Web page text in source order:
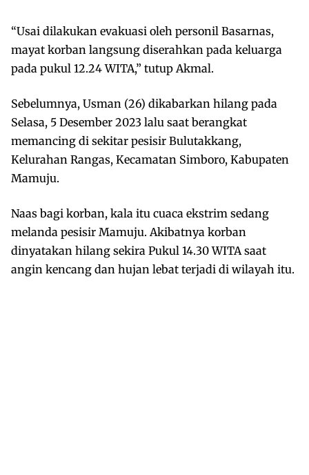
“Usai dilakukan evakuasi oleh personil Basarnas,
mayat korban langsung diserahkan pada keluarga
pada pukul 12.24 WITA,” tutup Akmal.
Sebelumnya, Usman (26) dikabarkan hilang pada
Selasa, 5 Desember 2023 lalu saat berangkat
memancing di sekitar pesisir Bulutakkang,
Kelurahan Rangas, Kecamatan Simboro, Kabupaten
Mamuju.
Naas bagi korban, kala itu cuaca ekstrim sedang
melanda pesisir Mamuju. Akibatnya korban
dinyatakan hilang sekira Pukul 14.30 WITA saat
angin kencang dan hujan lebat terjadi di wilayah itu.